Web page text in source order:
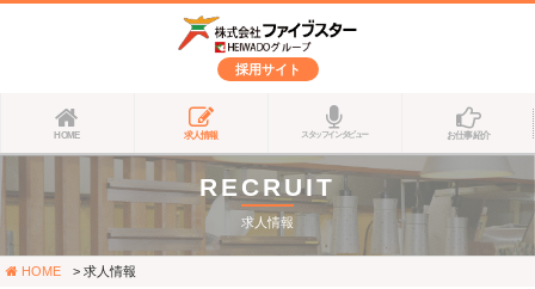
採用サイト
HOME 求人情報 スタッフインタビュー お仕事紹介
RECRUIT
求人情報
HOME 求人情報